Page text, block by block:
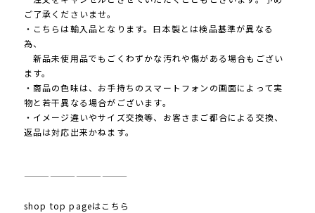
ご了承くださいませ。
・こちらは輸入品となります。日本製とは検品基準が異なる
為、
新品未使用品でもごくわずかな汚れや傷がある場合もござい
ます。
・商品の色味は、お手持ちのスマートフォンの画面によって実
物と若干異なる場合がございます。
・イメージ違いやサイズ交換等、お客さまご都合による交換、
返品は対応出来かねます。
————————————
shop top pageはこちら